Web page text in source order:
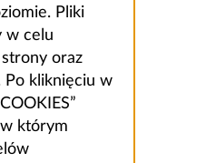
Pliki
w celu
strony oraz
Po kliknięciu w
którym